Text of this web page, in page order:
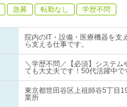
急募 転勤なし 学歴不問
院内のIT・設備・医療機器を支
ら支える仕事です。
＼学歴不問／【必須】システ
ても大丈夫です！50代活躍中で
東京都世田谷区上祖師谷5丁目
業所